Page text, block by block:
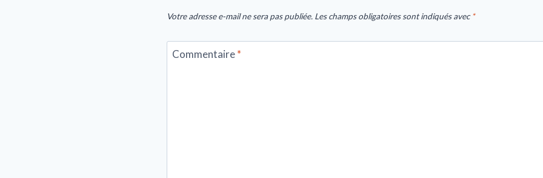
Votre adresse e-mail ne sera pas publiée. Les champs obligatoires sont indiqués avec*
Commentaire*